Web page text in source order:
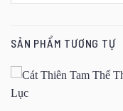
SẢN PHẨM TƯƠNG TỰ